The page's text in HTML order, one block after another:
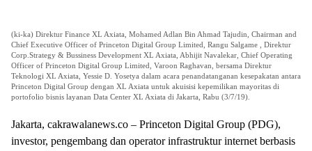
(ki-ka) Direktur Finance XL Axiata, Mohamed Adlan Bin Ahmad Tajudin, Chairman and
Chief Executive Officer of Princeton Digital Group Limited, Rangu Salgame , Direktur
Corp.Strategy & Bussiness Development XL Axiata, Abhijit Navalekar, Chief Operating
Officer of Princeton Digital Group Limited, Varoon Raghavan, bersama Direktur
Teknologi XL Axiata, Yessie D. Yosetya dalam acara penandatanganan kesepakatan antara
Princeton Digital Group dengan XL Axiata untuk akuisisi kepemilikan mayoritas di
portofolio bisnis layanan Data Center XL Axiata di Jakarta, Rabu (3/7/19).
Jakarta, cakrawalanews.co – Princeton Digital Group (PDG),
investor, pengembang dan operator infrastruktur internet berbasis